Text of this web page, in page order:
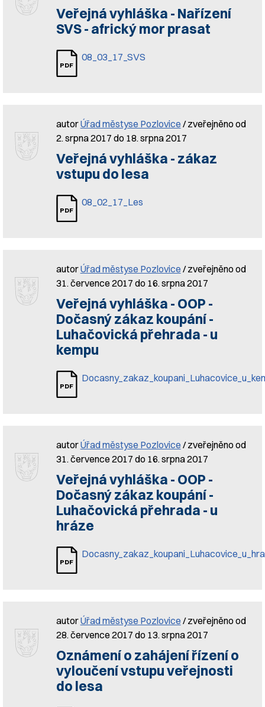
Veřejná vyhláška - Nařízení
SVS - africký mor prasat
08_03_17_SVS
autorÚřad městyse Pozlovice / zveřejněno od
2. srpna 2017 do 18. srpna 2017
Veřejná vyhláška - zákaz
vstupu do lesa
08_02_17_Les
autorÚřad městyse Pozlovice / zveřejněno od
31. července 2017 do 16. srpna 2017
Veřejná vyhláška - OOP -
Dočasný zákaz koupání -
Luhačovická přehrada - u
kempu
autorÚřad městyse Pozlovice / zveřejněno od
31. července 2017 do 16. srpna 2017
Veřejná vyhláška - OOP -
Dočasný zákaz koupání -
Luhačovická přehrada - u
hráze
autorÚřad městyse Pozlovice / zveřejněno od
28. července 2017 do 13. srpna 2017
Oznámení o zahájení řízení o
vyloučení vstupu veřejnosti
do lesa